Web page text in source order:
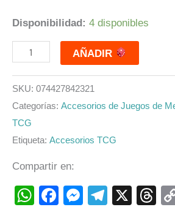
Disponibilidad: 4 disponibles
AÑADIR
SKU: 074427842321
Categorías: Accesorios de Juegos de
TCG
Etiqueta: Accesorios TCG
Compartir en:
WhatsApp
Facebook
X